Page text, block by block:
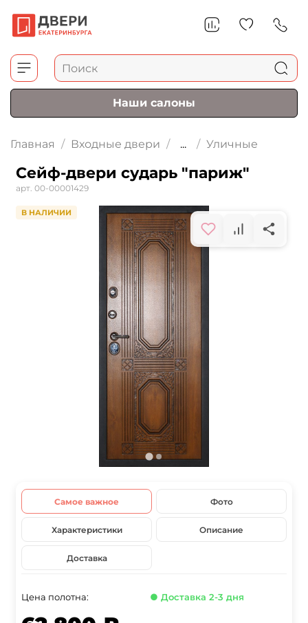
Наши салоны
Главная Входные двери ... Уличные
Сейф-двери сударь "париж"
арт. 00-00001429
В НАЛИЧИИ
Самое важное Фото
Характеристики Описание
Доставка
Цена полотна: ● Доставка 2-3 дня